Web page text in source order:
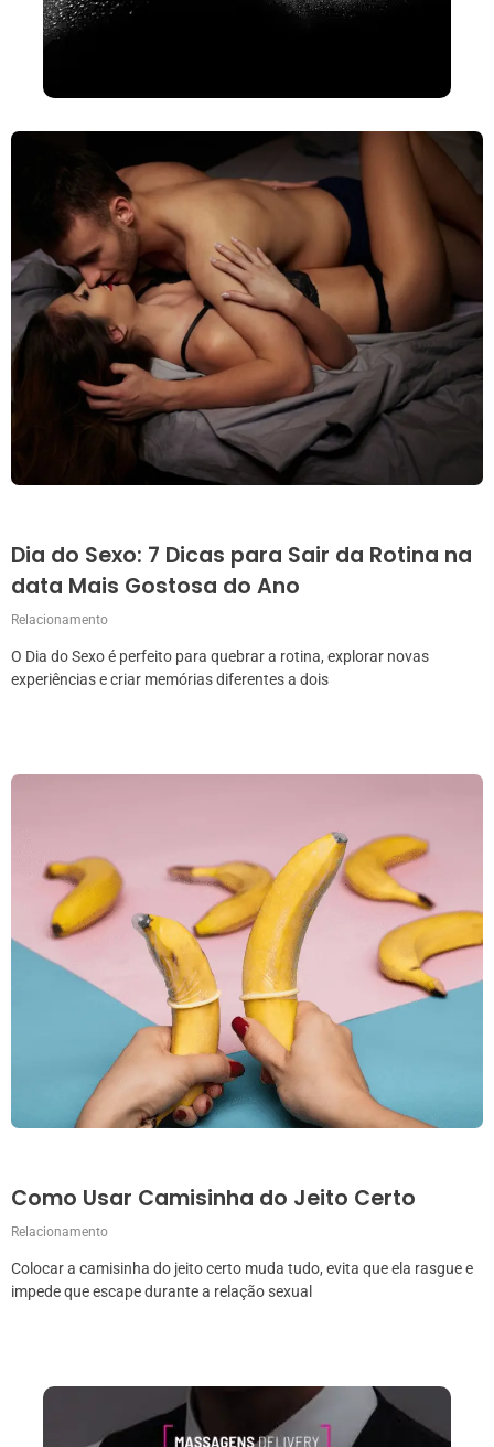
Dia do Sexo: 7 Dicas para Sair da Rotina na
data Mais Gostosa do Ano
Relacionamento
O Dia do Sexo é perfeito para quebrar a rotina, explorar novas
experiências e criar memórias diferentes a dois
Como Usar Camisinha do Jeito Certo
Relacionamento
Colocar a camisinha do jeito certo muda tudo, evita que ela rasgue e
impede que escape durante a relação sexual